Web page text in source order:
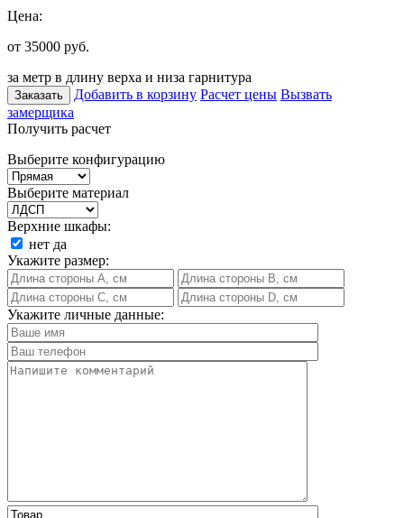
Цена:
от 35000 руб.
за метр в длину верха и низа гарнитура
Заказать Добавить в корзину Расчет цены Вызвать
замерщика
Получить расчет
Выберите конфигурацию
Выберите материал
Верхние шкафы:
нет да
Укажите размер:
Укажите личные данные: